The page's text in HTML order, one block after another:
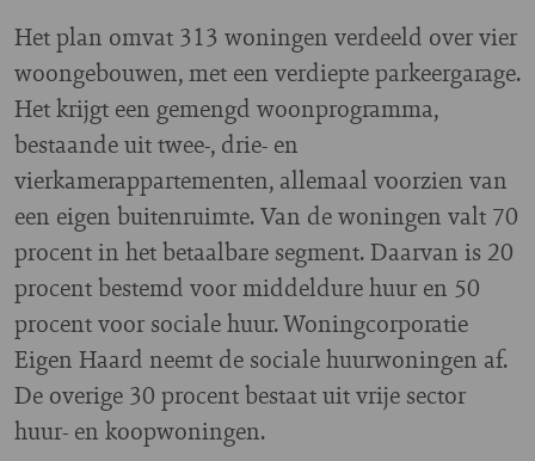
Het plan omvat 313 woningen verdeeld over vier
woongebouwen, met een verdiepte parkeergarage.
Het krijgt een gemengd woonprogramma,
bestaande uit twee-, drie- en
vierkamerappartementen, allemaal voorzien van
een eigen buitenruimte. Van de woningen valt 70
procent in het betaalbare segment. Daarvan is 20
procent bestemd voor middeldure huur en 50
procent voor sociale huur. Woningcorporatie
Eigen Haard neemt de sociale huurwoningen af.
De overige 30 procent bestaat uit vrije sector
huur- en koopwoningen.